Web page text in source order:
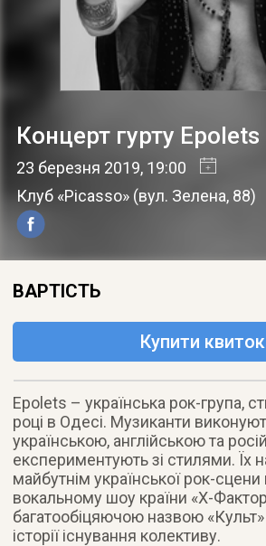
Концерт гурту Epolets
23 березня 2019, 19:00
Клуб «Picasso» (вул. Зелена, 88)
ВАРТІСТЬ
Купити квиток
Epolets – українська рок-група,
році в Одесі. Музиканти
українською, англійською та
експериментують зі стилями. Їх
майбутнім української рок-
вокальному шоу країни «Х-
багатообіцяючою назвою
історії існування колективу.